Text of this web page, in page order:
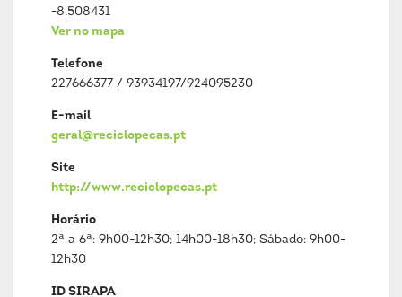
-8.508431
Ver no mapa
Telefone
227666377 / 93934197/924095230
E-mail
geral@reciclopecas.pt
Site
http://www.reciclopecas.pt
Horário
2ª a 6ª: 9h00-12h30; 14h00-18h30; Sábado: 9h00-
12h30
ID SIRAPA